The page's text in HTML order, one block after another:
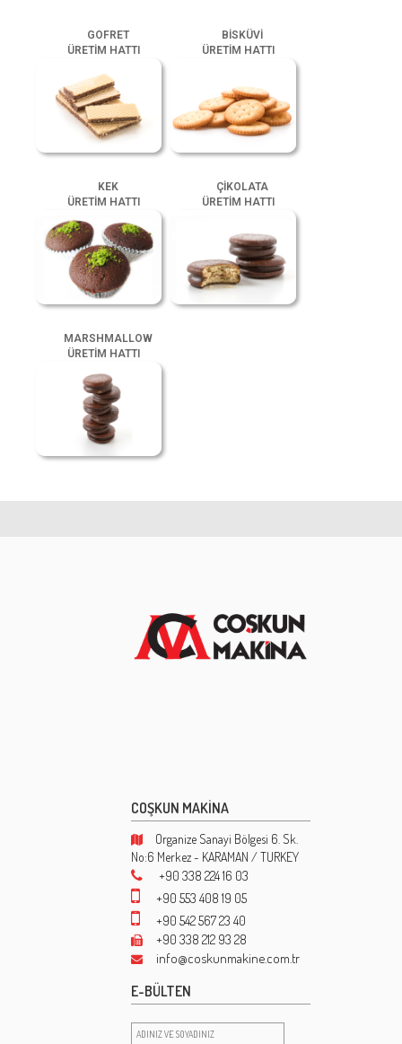
GOFRET
ÜRETİM HATTI
BİSKÜVİ
ÜRETİM HATTI
KEK
ÜRETİM HATTI
ÇİKOLATA
ÜRETİM HATTI
MARSHMALLOW
ÜRETİM HATTI
COŞKUN MAKİNA
Organize Sanayi Bölgesi 6. Sk.
No:6 Merkez - KARAMAN / TURKEY
+90 338 224 16 03
+90 553 408 19 05
+90 542 567 23 40
+90 338 212 93 28
info@coskunmakine.com.tr
E-BÜLTEN